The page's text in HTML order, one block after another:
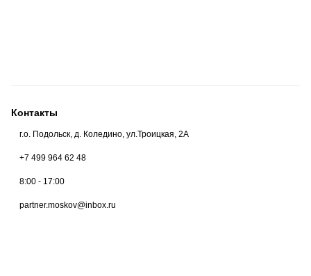
Контакты
г.о. Подольск, д. Коледино, ул.Троицкая, 2А
+7 499 964 62 48
8:00 - 17:00
partner.moskov@inbox.ru